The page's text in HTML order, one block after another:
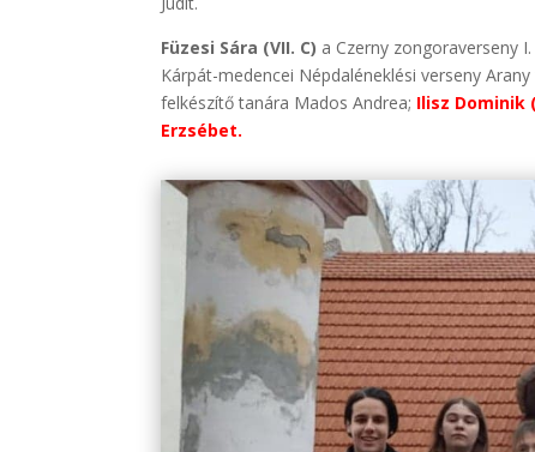
Füzesi Sára (VII. C) a Czerny zongoraverseny
Kárpát-medencei Népdaléneklési verseny
felkészítő tanára Mados Andrea; Ilisz Dominik
Erzsébet.